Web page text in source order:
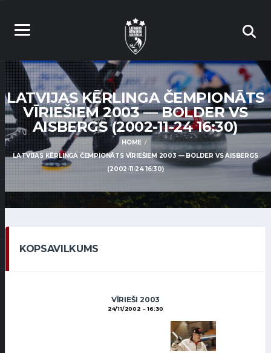
LATVIJAS KĒRLINGA ČEMPIONĀTS
VĪRIEŠIEM 2003 — BOLDER VS
AISBERGS (2002-11-24 16:30)
HOME
LATVIJAS KĒRLINGA ČEMPIONĀTS VĪRIEŠIEM 2003 — BOLDER VS AISBERGS
(2002-11-24 16:30)
KOPSAVILKUMS
VĪRIEŠI 2003
24/11/2002 16:30